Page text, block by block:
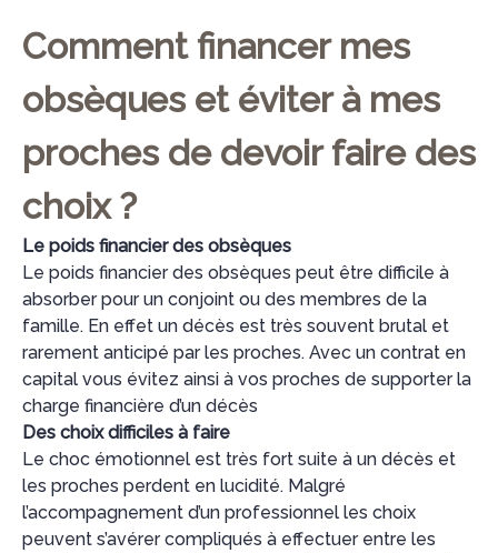
Comment financer mes
obsèques et éviter à mes
proches de devoir faire des
choix ?
Le poids financier des obsèques
Le poids financier des obsèques peut être difficile à
absorber pour un conjoint ou des membres de la
famille. En effet un décès est très souvent brutal et
rarement anticipé par les proches. Avec un contrat en
capital vous évitez ainsi à vos proches de supporter la
charge financière d’un décès
Des choix difficiles à faire
Le choc émotionnel est très fort suite à un décès et
les proches perdent en lucidité. Malgré
l’accompagnement d’un professionnel les choix
peuvent s’avérer compliqués à effectuer entre les